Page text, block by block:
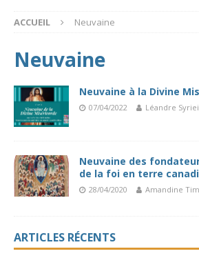
ACCUEIL Neuvaine
Neuvaine
Neuvaine à la Divine
07/04/2022 Léandre
Neuvaine des
de la foi en terre
28/04/2020 Amandine
ARTICLES RÉCENTS